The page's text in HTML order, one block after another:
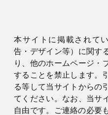
本サイトに掲載されて
告・デザイン等）に関す
り、他のホームページ・
することを禁止します。
る等して当サイトからの
てください。なお、当サ
自由です。ご連絡の必要